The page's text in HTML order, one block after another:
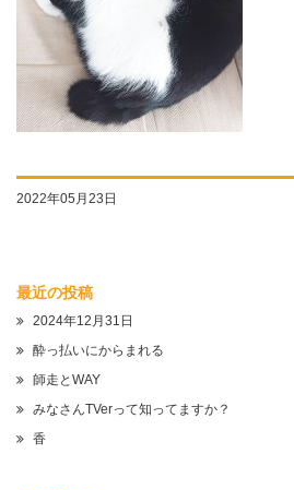
2022年05月23日
最近の投稿
2024年12月31日
酔っ払いにからまれる
師走とWAY
みなさんTVerって知ってますか？
香